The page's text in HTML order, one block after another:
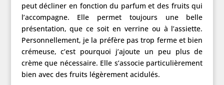
peut décliner en fonction du parfum et des fruits qui
l’accompagne. Elle permet toujours une belle
présentation, que ce soit en verrine ou à l’assiette.
Personnellement, je la préfère pas trop ferme et bien
crémeuse, c’est pourquoi j’ajoute un peu plus de
crème que nécessaire. Elle s’associe particulièrement
bien avec des fruits légèrement acidulés.